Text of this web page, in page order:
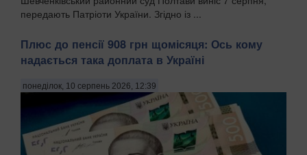
передають Патріоти України. Згідно із ...
Плюс до пенсії 908 грн щомісяця: Ось кому
надається така доплата в Україні
понеділок, 10 серпень 2026, 12:39